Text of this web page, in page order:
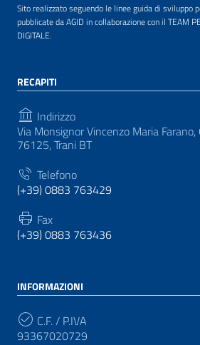
Sito realizzato seguendo le linee guida di sviluppo
pubblicate da AGID in collaborazione con il TEAM
DIGITALE.
RECAPITI
Indirizzo
Via Monsignor Vincenzo Maria Farano,
76125, Trani BT
Telefono
(+39) 0883 763429
Fax
(+39) 0883 763436
INFORMAZIONI
C.F. / P.IVA
93367020729